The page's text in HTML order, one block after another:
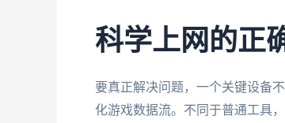
科学上网的正
要真正解决问题，一个关键设备
化游戏数据流。不同于普通工具